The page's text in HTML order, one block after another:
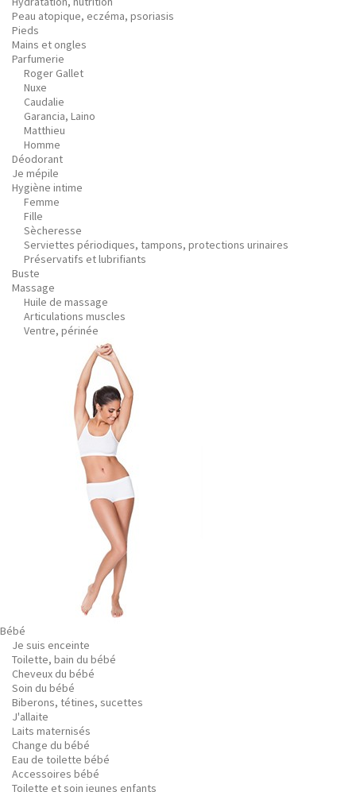
Peau atopique, eczéma, psoriasis
Pieds
Mains et ongles
Parfumerie
Roger Gallet
Nuxe
Caudalie
Garancia, Laino
Matthieu
Homme
Déodorant
Je mépile
Hygiène intime
Femme
Fille
Sècheresse
Serviettes périodiques, tampons, protections urinaires
Préservatifs et lubrifiants
Buste
Massage
Huile de massage
Articulations muscles
Ventre, périnée
Bébé
Je suis enceinte
Toilette, bain du bébé
Cheveux du bébé
Soin du bébé
Biberons, tétines, sucettes
J'allaite
Laits maternisés
Change du bébé
Eau de toilette bébé
Accessoires bébé
Toilette et soin jeunes enfants